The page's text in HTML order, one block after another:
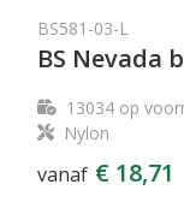
BS581-03-L
BS Nevada
13034op
Nylon
vanaf € 18,71